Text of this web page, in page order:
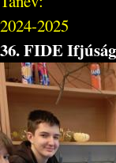
2024-2025
36. FIDE